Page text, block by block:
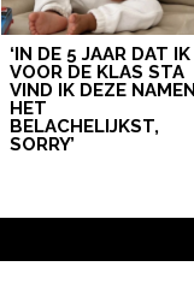
‘IN DE 5 JAAR DAT IK
VOOR DE KLAS STA
VIND IK DEZE NAMEN
HET
BELACHELIJKST,
SORRY’